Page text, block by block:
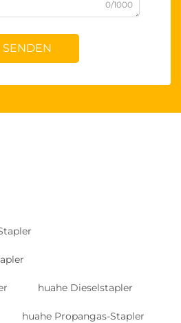
0/1000
SENDEN
huahe Dieselstapler
huahe Propangas-Stapler